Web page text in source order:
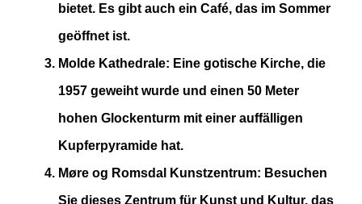
bietet. Es gibt auch ein Café, das im Sommer
geöffnet ist​​.
Molde Kathedrale: Eine gotische Kirche, die
1957 geweiht wurde und einen 50 Meter
hohen Glockenturm mit einer auffälligen
Kupferpyramide hat​​.
Møre og Romsdal Kunstzentrum: Besuchen
Sie dieses Zentrum für Kunst und Kultur, das